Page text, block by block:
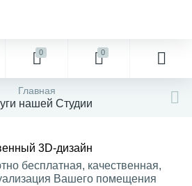
0 0
Главная
нашей Студии
3D-дизайн
бесплатная, качественная,
Вашего помещения